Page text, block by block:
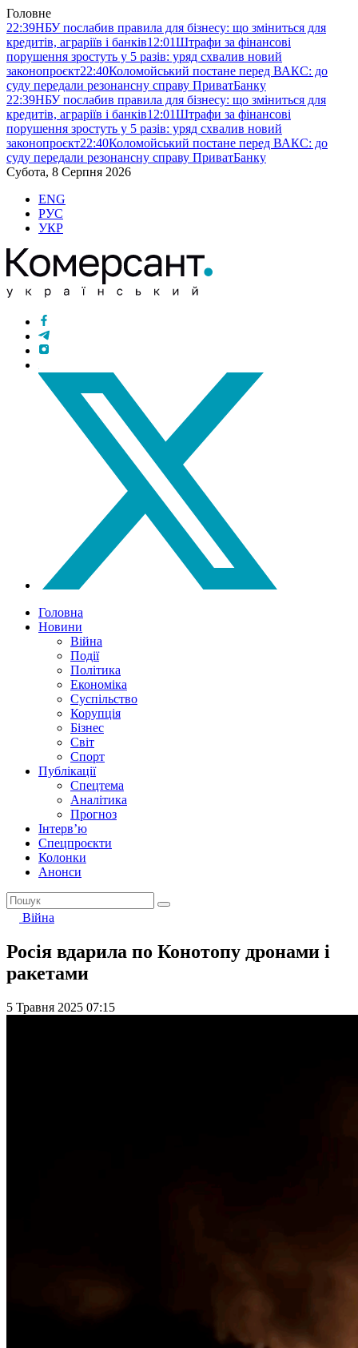
Головне
22:39НБУ послабив правила для бізнесу: що зміниться для
кредитів, аграріїв і банків12:01Штрафи за фінансові
порушення зростуть у 5 разів: уряд схвалив новий
законопроєкт22:40Коломойський постане перед ВАКС: до
суду передали резонансну справу ПриватБанку
22:39НБУ послабив правила для бізнесу: що зміниться для
кредитів, аграріїв і банків12:01Штрафи за фінансові
порушення зростуть у 5 разів: уряд схвалив новий
законопроєкт22:40Коломойський постане перед ВАКС: до
суду передали резонансну справу ПриватБанку
Субота, 8 Серпня 2026
ENG
РУС
УКР
Головна
Новини
Війна
Події
Політика
Економіка
Суспільство
Корупція
Бізнес
Світ
Спорт
Публікації
Спецтема
Аналітика
Прогноз
Інтерв’ю
Спецпроєкти
Колонки
Анонси
Війна
Росія вдарила по Конотопу дронами і
ракетами
5 Травня 2025 07:15